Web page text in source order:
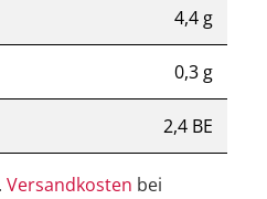
4,4 g
0,3 g
2,4 BE
Versandkosten bei